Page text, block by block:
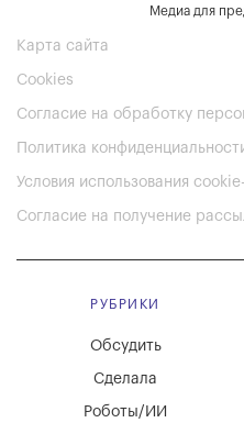
Медиа для
Карта сайта
Cookies
Согласие на обработку
Политика
Условия использования
Согласие на получение
РУБРИКИ
Обсудить
Сделала
Роботы/ИИ